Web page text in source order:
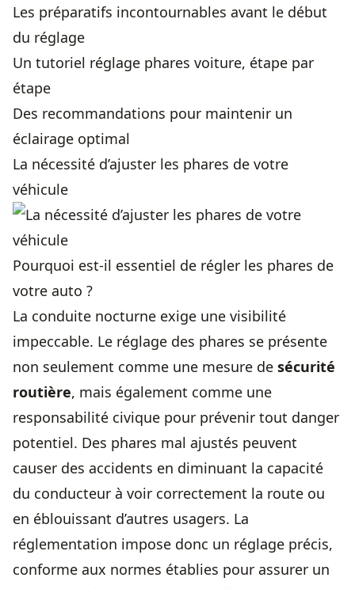
Les préparatifs incontournables avant le début
du réglage
Un tutoriel réglage phares voiture, étape par
étape
Des recommandations pour maintenir un
éclairage optimal
La nécessité d’ajuster les phares de votre
véhicule
Pourquoi est-il essentiel de régler les phares de
votre auto ?
La conduite nocturne exige une visibilité
impeccable. Le réglage des phares se présente
non seulement comme une mesure de sécurité
routière, mais également comme une
responsabilité civique pour prévenir tout danger
potentiel. Des phares mal ajustés peuvent
causer des accidents en diminuant la capacité
du conducteur à voir correctement la route ou
en éblouissant d’autres usagers. La
réglementation impose donc un réglage précis,
conforme aux normes établies pour assurer un